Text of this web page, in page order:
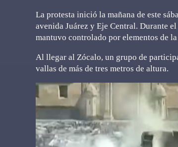
La protesta inició la mañana de este
avenida Juárez y Eje Central. Durante
mantuvo controlado por elementos de
Al llegar al Zócalo, un grupo de
vallas de más de tres metros de altura.